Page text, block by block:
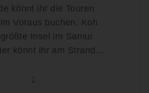
könnt ihr die Touren
Voraus buchen. Koh
Insel im Samui
könnt ihr am Strand...